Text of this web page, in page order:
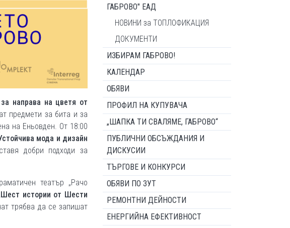
направа на цветя от
предмети за бита и за
на Еньовден. От 18:00
мода и дизайн
добри подходи за
театър „Рачо
истории от Шести
трябва да се запишат
ГАБРОВО" ЕАД
НОВИНИ за ТОПЛОФИКАЦИЯ
ДОКУМЕНТИ
ИЗБИРАМ ГАБРОВО!
КАЛЕНДАР
ОБЯВИ
ПРОФИЛ НА КУПУВАЧА
„ШАПКА ТИ СВАЛЯМЕ, ГАБРОВО“
ПУБЛИЧНИ ОБСЪЖДАНИЯ И
ДИСКУСИИ
ТЪРГОВЕ И КОНКУРСИ
ОБЯВИ ПО ЗУТ
РЕМОНТНИ ДЕЙНОСТИ
ЕНЕРГИЙНА ЕФЕКТИВНОСТ